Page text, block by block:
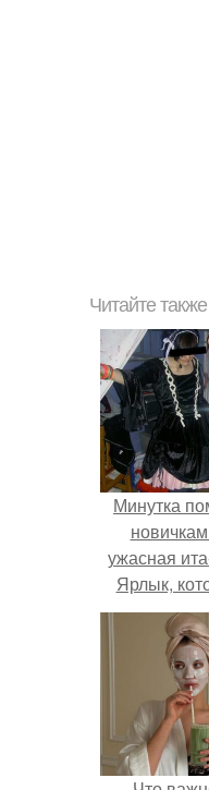
Читайте также
Минутка
ужасная
Ярлык,
боится